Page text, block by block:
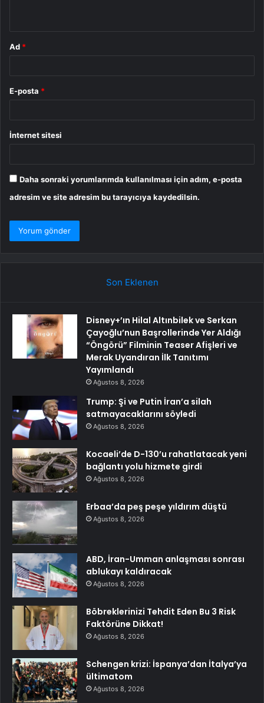
Ad *
E-posta *
İnternet sitesi
Daha sonraki yorumlarımda kullanılması için adım, e-posta
adresim ve site adresim bu tarayıcıya kaydedilsin.
Son Eklenen
Disney+’ın Hilal Altınbilek ve Serkan
Çayoğlu’nun Başrollerinde Yer Aldığı
“Öngörü” Filminin Teaser Afişleri ve
Merak Uyandıran İlk Tanıtımı
Yayımlandı
Ağustos 8, 2026
Trump: Şi ve Putin İran’a silah
satmayacaklarını söyledi
Ağustos 8, 2026
Kocaeli’de D-130’u rahatlatacak yeni
bağlantı yolu hizmete girdi
Ağustos 8, 2026
Erbaa’da peş peşe yıldırım düştü
Ağustos 8, 2026
ABD, İran-Umman anlaşması sonrası
ablukayı kaldıracak
Ağustos 8, 2026
Böbreklerinizi Tehdit Eden Bu 3 Risk
Faktörüne Dikkat!
Ağustos 8, 2026
Schengen krizi: İspanya’dan İtalya’ya
ültimatom
Ağustos 8, 2026